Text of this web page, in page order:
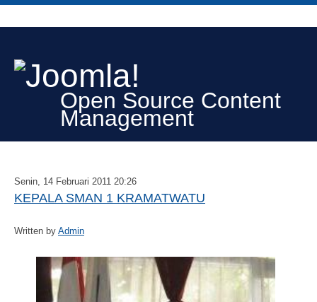
Open Source Content
Management
Senin, 14 Februari 2011 20:26
KEPALA SMAN 1 KRAMATWATU
Written by Admin